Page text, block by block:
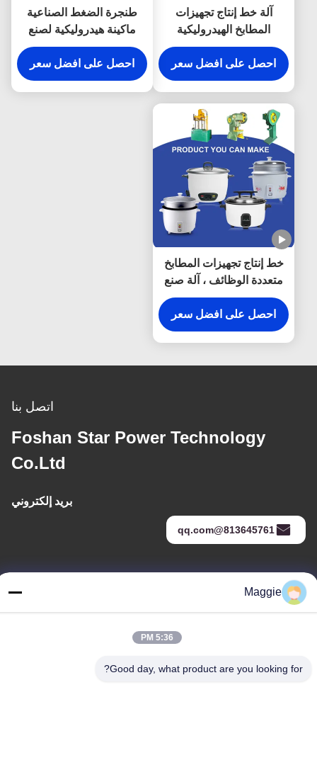
آلة خط إنتاج تجهيزات
المطابخ الهيدروليكية
الأوتوماتيكية لصنع طباخ
الأرز
احصل على افضل سعر
طنجرة الضغط الصناعية
ماكينة هيدروليكية لصنع
طبل الأرز البلاستيكي
احصل على افضل سعر
خط إنتاج تجهيزات المطابخ
متعددة الوظائف ، آلة صنع
الأواني الفولاذية لطباخ
الضغط
احصل على افضل سعر
اتصل بنا
Foshan Star Power Technology
Co.Ltd
بريد إلكتروني
813645761@qq.com
عنوان
الغرفة 1402، الكتلة A6، لا.133"طريق جيهوا الغربي في منطقة
تشانتشينغ، مدينة فوشان، مقاطعة "غوانغدونغ
هاتف
Maggie
5:36 PM
Good day, what product are you looking for?